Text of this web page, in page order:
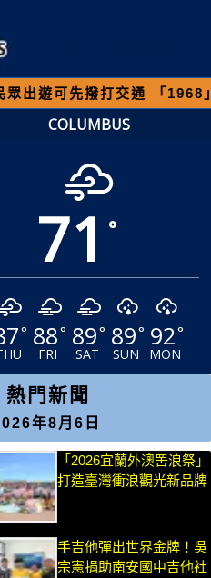
「1968」客服專線，以
COLUMBUS
71 °
° 88°
FRI
89°
SAT
89°
SUN
92°
MON
熱門新聞
年8月6日
「2026宜蘭外澳罟浪祭」
打造臺灣衝浪觀光新品牌
手吉他彈出世界金牌！吳
宗憲捐助南安國中吉他社